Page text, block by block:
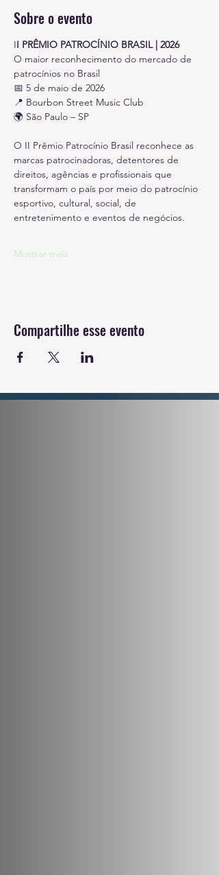
Sobre o evento
II PRÊMIO PATROCÍNIO BRASIL | 2026
O maior reconhecimento do mercado de
patrocínios no Brasil
📅 5 de maio de 2026
📍 Bourbon Street Music Club
🌍 São Paulo – SP
O II Prêmio Patrocínio Brasil reconhece as
marcas patrocinadoras, detentores de
direitos, agências e profissionais que
transformam o país por meio do patrocínio
esportivo, cultural, social, de
entretenimento e eventos de negócios.
Mostrar mais
Compartilhe esse evento